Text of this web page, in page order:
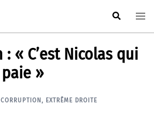
Rechercher
: « C’est Nicolas qui
paie »
CORRUPTION , EXTRÊME DROITE